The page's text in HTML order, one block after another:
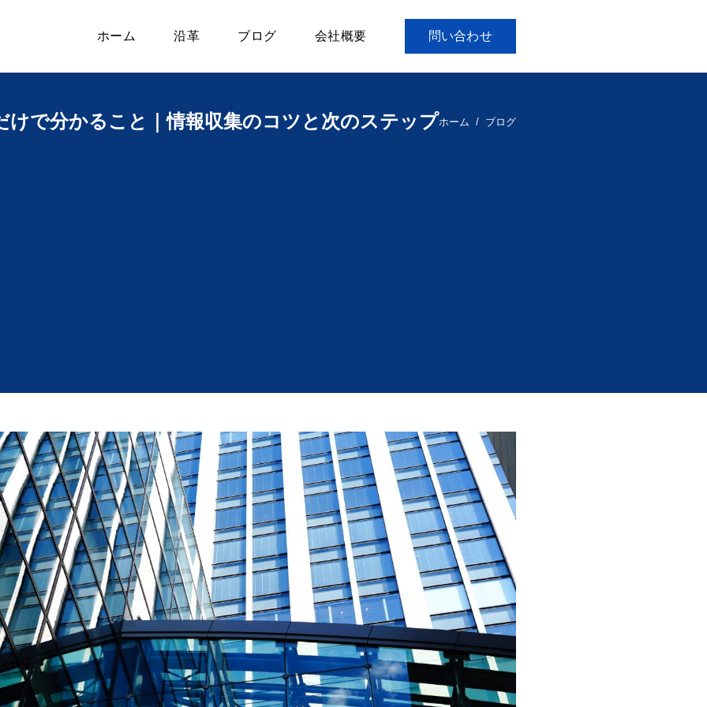
ホーム 沿革 ブログ 会社概要 問い合わせ
けで分かること｜情報収集のコツと次のステップホーム ブログ